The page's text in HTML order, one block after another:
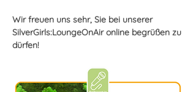
Wir freuen uns sehr, Sie bei unserer
SilverGirls:LoungeOnAir online begrüßen zu
dürfen!